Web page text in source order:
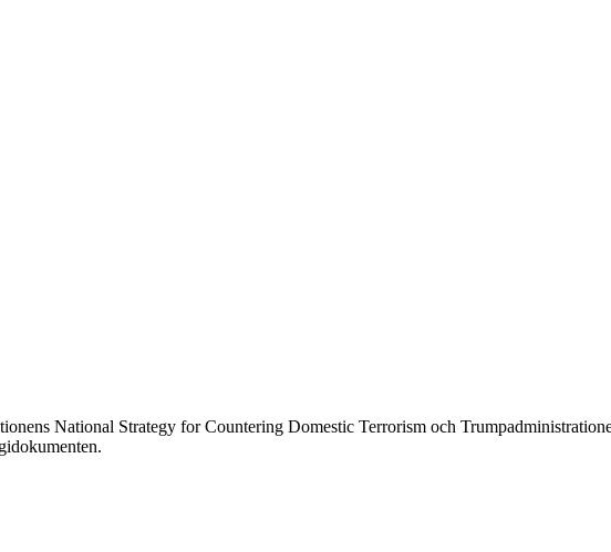
National Strategy for Countering Domestic Terrorism och